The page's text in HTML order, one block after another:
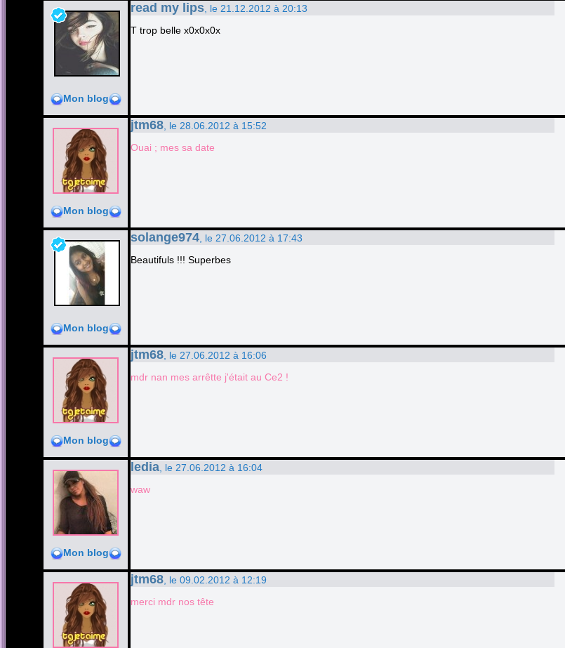
Mon blog
read my lips , le 21.12.2012 à 20:13
T trop belle x0x0x0x
Mon blog
jtm68 , le 28.06.2012 à 15:52
Ouai ; mes sa date
Mon blog
solange974 , le 27.06.2012 à 17:43
Beautifuls !!! Superbes
Mon blog
jtm68 , le 27.06.2012 à 16:06
mdr nan mes arrêtte j'était au Ce2 !
Mon blog
ledia , le 27.06.2012 à 16:04
waw
jtm68 , le 09.02.2012 à 12:19
merci mdr nos tête